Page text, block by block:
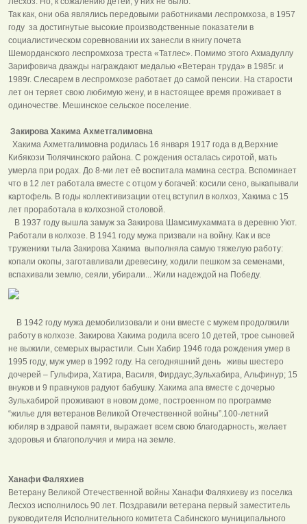
Так как, они оба являлись передовыми работниками леспромхоза, в 1957
году за достигнутые высокие производственные показатели в
социалистическом соревновании их занесли в книгу почета
Шеморданского леспромхоза треста «Татлес». Помимо этого Ахмадуллу
Зарифовича дважды награждают медалью «Ветеран труда» в 1985г. и
1989г. Слесарем в леспромхозе работает до самой пенсии. На старости
лет он теряет свою любимую жену, и в настоящее время проживает в
одиночестве. Мешинское сельское поселение.
Закирова Хакима Ахметгалимовна
Хакима Ахметгалимовна родилась 16 января 1917 года в д.Верхние
Кибякози Тюлячинского района. С рождения осталась сиротой, мать
умерла при родах. До 8-ми лет её воспитала мамина сестра. Вспоминает
что в 12 лет работала вместе с отцом у богачей: косили сено, выкапывали
картофель. В годы коллективизации отец вступил в колхоз, Хакима с 15
лет проработала в колхозной столовой.
В 1937 году вышла замуж за Закирова Шамсимухаммата в деревню Уют.
Работали в колхозе. В 1941 году мужа призвали на войну. Как и все
труженики тыла Закирова Хакима выполняла самую тяжелую работу:
копали окопы, заготавливали древесину, ходили пешком за семенами,
вспахивали землю, сеяли, убирали... Жили надеждой на Победу.
В 1942 году мужа демобилизовали и они вместе с мужем продолжили
работу в колхозе. Закирова Хакима родила всего 10 детей, трое сыновей
не выжили, семерых вырастили. Сын Хабир 1946 года рождения умер в
1995 году, муж умер в 1992 году. На сегодняшний день живы шестеро
дочерей – Гульфира, Хатира, Василя, Фирдаус,Зульхабира, Альфинур; 15
внуков и 9 правнуков радуют бабушку. Хакима апа вместе с дочерью
Зульхабирой проживают в новом доме, построенном по программе
“жилье для ветеранов Великой Отечественной войны”.100-летний
юбиляр в здравой памяти, выражает всем свою благодарность, желает
здоровья и благополучия и мира на земле.
Ханафи Фаляхиев
Ветерану Великой Отечественной войны Ханафи Фаляхиеву из поселка
Лесхоз исполнилось 90 лет. Поздравили ветерана первый заместитель
руководителя Исполнительного комитета Сабинского муниципального